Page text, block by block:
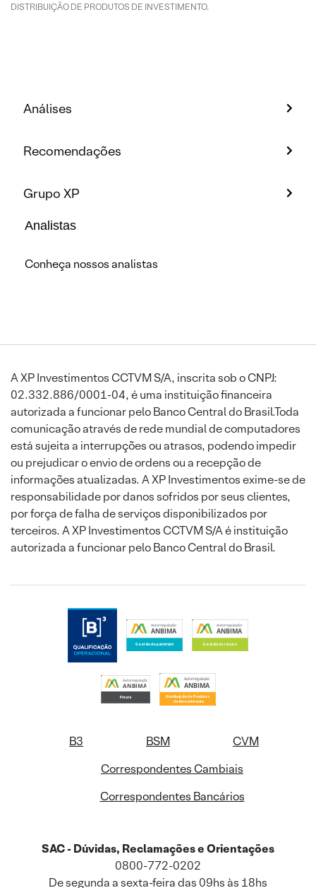
DISTRIBUIÇÃO DE PRODUTOS DE INVESTIMENTO.
Análises
Recomendações
Grupo XP
Analistas
Conheça nossos analistas
A XP Investimentos CCTVM S/A, inscrita sob o CNPJ:
02.332.886/0001-04, é uma instituição financeira
autorizada a funcionar pelo Banco Central do Brasil.Toda
comunicação através de rede mundial de computadores
está sujeita a interrupções ou atrasos, podendo impedir
ou prejudicar o envio de ordens ou a recepção de
informações atualizadas. A XP Investimentos exime-se de
responsabilidade por danos sofridos por seus clientes,
por força de falha de serviços disponibilizados por
terceiros. A XP Investimentos CCTVM S/A é instituição
autorizada a funcionar pelo Banco Central do Brasil.
B3 BSM
CVM
Correspondentes Cambiais
Correspondentes Bancários
SAC - Dúvidas, Reclamações e Orientações
0800-772-0202
De segunda a sexta-feira das 09hs às 18hs